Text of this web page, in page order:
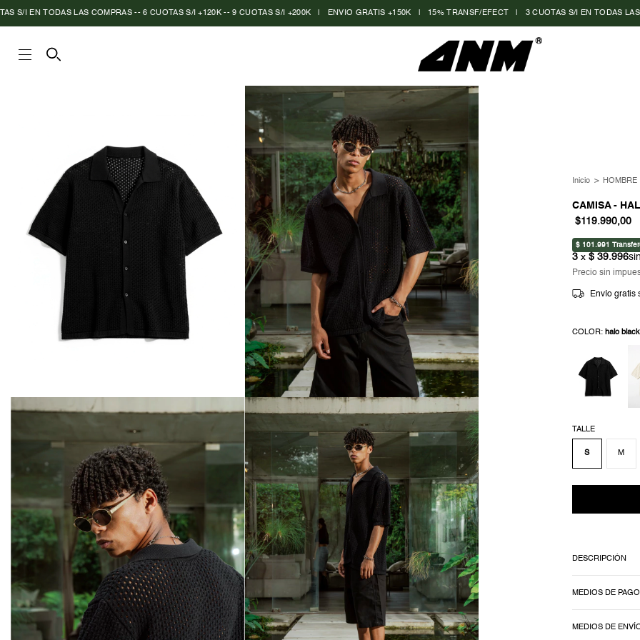
LAS COMPRAS -- 6 CUOTAS S/I +120K -- 9 CUOTAS S/I +200K | ENVIO GRATIS +150K | 15% TRANSF/EFECT | 3 CUOTAS S/I EN TODAS LAS COMPRAS
Inicio > HOMBRE
CAMISA -
$119.990,00
Precio sin
Envío gratis
COLOR: halo black
TALLE
S M
DESCRIPCIÓN
MEDIOS DE PAGO
MEDIOS DE